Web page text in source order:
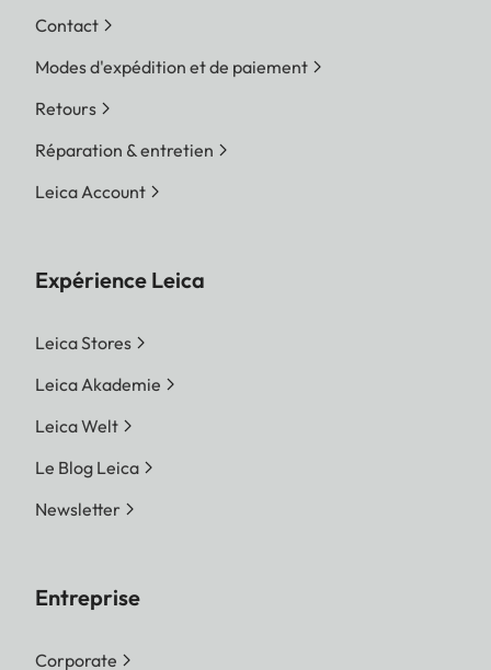
Contact
Modes d'expédition et de paiement
Retours
Réparation & entretien
Leica Account
Expérience Leica
Leica Stores
Leica Akademie
Leica Welt
Le Blog Leica
Newsletter
Entreprise
Corporate